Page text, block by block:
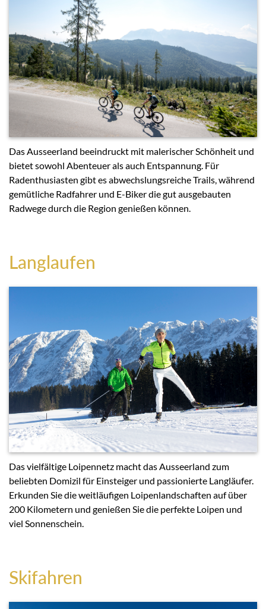
Das Ausseerland beeindruckt mit malerischer Schönheit und
bietet sowohl Abenteuer als auch Entspannung. Für
Radenthusiasten gibt es abwechslungsreiche Trails, während
gemütliche Radfahrer und E-Biker die gut ausgebauten
Radwege durch die Region genießen können.
Langlaufen
Das vielfältige Loipennetz macht das Ausseerland zum
beliebten Domizil für Einsteiger und passionierte Langläufer.
Erkunden Sie die weitläufigen Loipenlandschaften auf über
200 Kilometern und genießen Sie die perfekte Loipen und
viel Sonnenschein.
Skifahren